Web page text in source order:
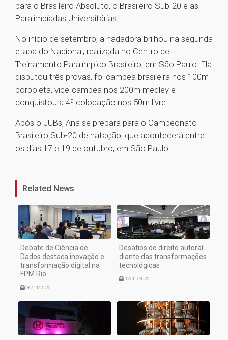
para o Brasileiro Absoluto, o Brasileiro Sub-20 e as
Paralimpíadas Universitárias.
No início de setembro, a nadadora brilhou na segunda
etapa do Nacional, realizada no Centro de
Treinamento Paralímpico Brasileiro, em São Paulo. Ela
disputou três provas, foi campeã brasileira nos 100m
borboleta, vice-campeã nos 200m medley e
conquistou a 4ª colocação nos 50m livre.
Após o JUBs, Ana se prepara para o Campeonato
Brasileiro Sub-20 de natação, que acontecerá entre
os dias 17 e 19 de outubro, em São Paulo.
1
Related News
Debate de Ciência de
Dados destaca inovação e
transformação digital na
FPM Rio
26/11/2025
Desafios do direito autoral
diante das transformações
tecnológicas
12/11/2025